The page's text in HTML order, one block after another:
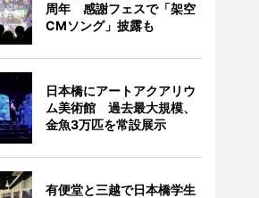
周年 感謝フェスで「架空
CMソング」披露も
日本橋にアートアクアリウ
ム美術館 過去最大規模、
金魚3万匹を常設展示
有便堂と三越で日本橋学生